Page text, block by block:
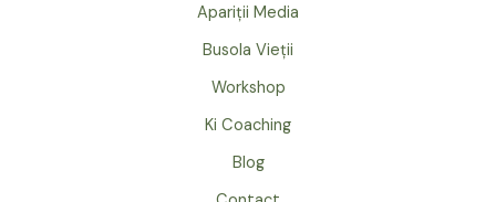
Apariții Media
Busola Vieții
Workshop
Ki Coaching
Blog